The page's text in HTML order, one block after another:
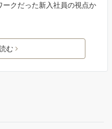
クだった新入社員の視点か
む